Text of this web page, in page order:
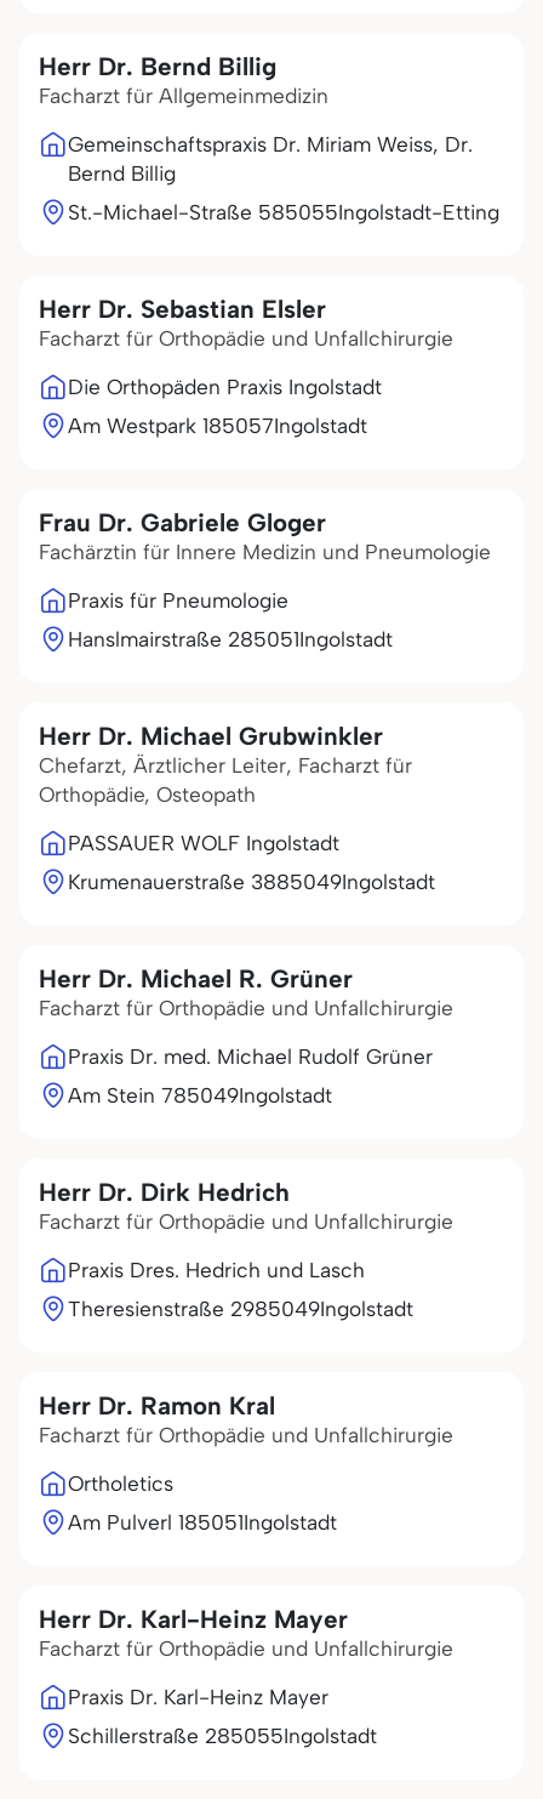
Herr Dr. Bernd Billig
Facharzt für Allgemeinmedizin
Gemeinschaftspraxis Dr. Miriam Weiss, Dr.
Bernd Billig
St.-Michael-Straße 585055Ingolstadt-Etting
Herr Dr. Sebastian Elsler
Facharzt für Orthopädie und Unfallchirurgie
Die Orthopäden Praxis Ingolstadt
Am Westpark 185057Ingolstadt
Frau Dr. Gabriele Gloger
Fachärztin für Innere Medizin und Pneumologie
Praxis für Pneumologie
Hanslmairstraße 285051Ingolstadt
Herr Dr. Michael Grubwinkler
Chefarzt, Ärztlicher Leiter, Facharzt für
Orthopädie, Osteopath
PASSAUER WOLF Ingolstadt
Krumenauerstraße 3885049Ingolstadt
Herr Dr. Michael R. Grüner
Facharzt für Orthopädie und Unfallchirurgie
Praxis Dr. med. Michael Rudolf Grüner
Am Stein 785049Ingolstadt
Herr Dr. Dirk Hedrich
Facharzt für Orthopädie und Unfallchirurgie
Praxis Dres. Hedrich und Lasch
Theresienstraße 2985049Ingolstadt
Herr Dr. Ramon Kral
Facharzt für Orthopädie und Unfallchirurgie
Ortholetics
Am Pulverl 185051Ingolstadt
Herr Dr. Karl-Heinz Mayer
Facharzt für Orthopädie und Unfallchirurgie
Praxis Dr. Karl-Heinz Mayer
Schillerstraße 285055Ingolstadt